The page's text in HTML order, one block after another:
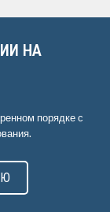
НА
порядке с